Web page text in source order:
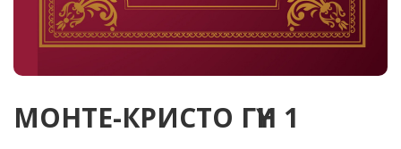
МОНТЕ-КРИСТО ГҮН 1